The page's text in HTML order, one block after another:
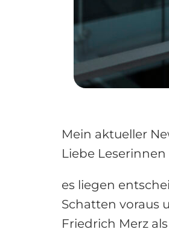
Mein aktueller
Liebe Leserinnen
es liegen
Schatten voraus
Friedrich Merz